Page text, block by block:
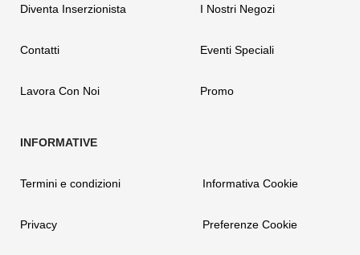
Diventa Inserzionista
Contatti
Lavora Con Noi
I Nostri Negozi
Eventi Speciali
Promo
Termini e condizioni
Privacy
Informativa Cookie
Preferenze Cookie